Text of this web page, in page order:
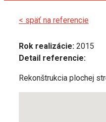
< späť na referencie
Rok realizácie: 2015
Detail referencie:
Rekonštrukcia plochej